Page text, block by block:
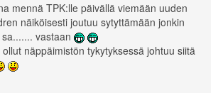
mennä TPK:lle päivällä viemään uuden
näiköisesti joutuu sytyttämään jonkin
vastaan
näppäimistön tykytyksessä johtuu siitä